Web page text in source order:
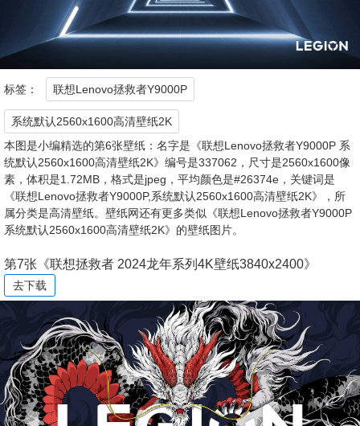
标签： 联想Lenovo拯救者Y9000P
系统默认2560x1600高清壁纸2K
本图是小编精选的第6张壁纸：名字是《联想Lenovo拯救者Y9000P 系
统默认2560x1600高清壁纸2K》编号是337062，尺寸是2560x1600像
素，体积是1.72MB，格式是jpeg，平均颜色是#26374e，关键词是
《联想Lenovo拯救者Y9000P,系统默认2560x1600高清壁纸2K》，所
属分类是高清壁纸。壁纸网还有更多类似《联想Lenovo拯救者Y9000P
系统默认2560x1600高清壁纸2K》的壁纸图片。
第7张《联想拯救者 2024龙年系列4K壁纸3840x2400》
去下载